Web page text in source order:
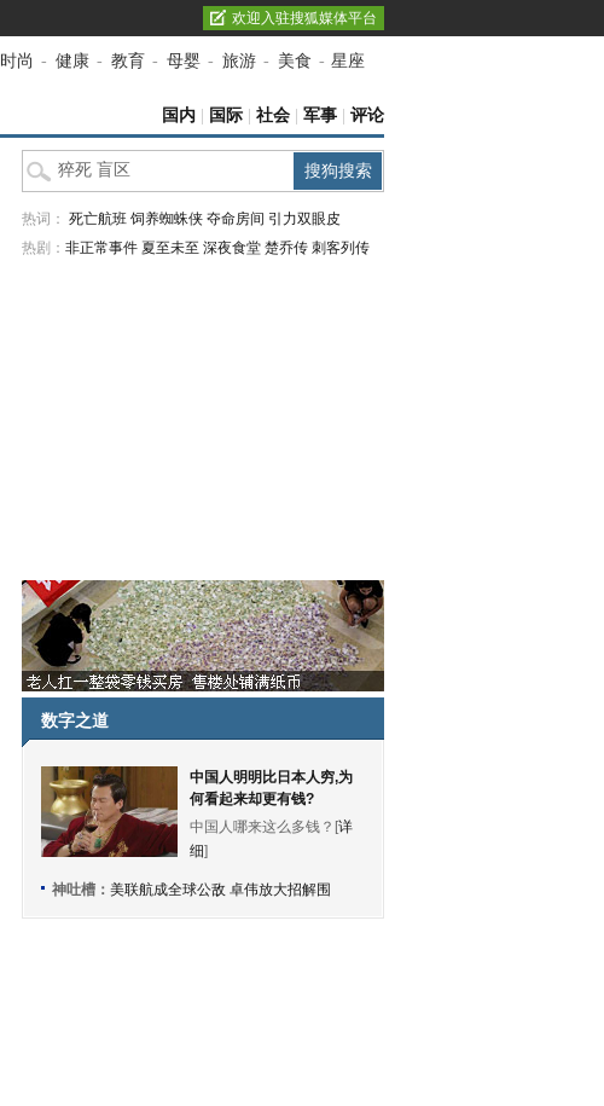
欢迎入驻搜狐媒体平台
时尚 - 健康 - 教育 - 母婴 - 旅游 - 美食 - 星座
国内 国际 社会 军事 评论
热词： 死亡航班 饲养蜘蛛侠 夺命房间 引力双眼皮
热剧： 非正常事件 夏至未至 深夜食堂 楚乔传 刺客列传
数字之道
中国人明明比日本人穷,为
何看起来却更有钱?
中国人哪来这么多钱？[详
细]
神吐槽： 美联航成全球公敌 卓伟放大招解围